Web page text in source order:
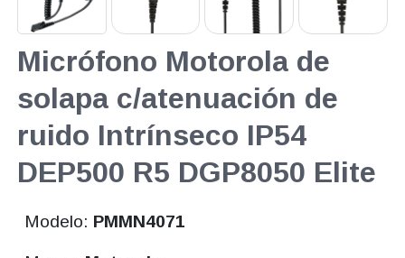
Micrófono Motorola de
solapa c/atenuación de
ruido Intrínseco IP54
DEP500 R5 DGP8050 Elite
Modelo: PMMN4071